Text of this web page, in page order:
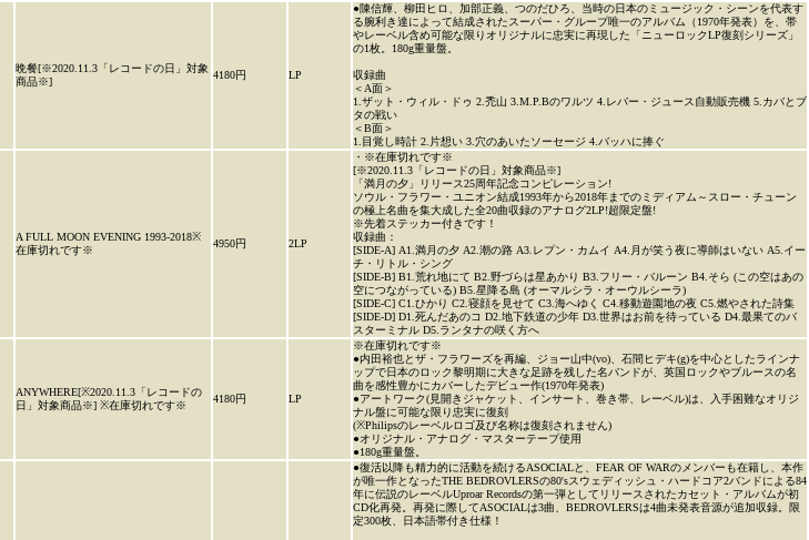
晩餐[※2020.11.3「レコードの日」対象
商品※]
4180円 LP
●陳信輝、柳田ヒロ、加部正義、つのだひろ、当時の日本のミュージック・シーンを代表す
る腕利き達によって結成されたスーパー・グループ唯一のアルバム（1970年発表）を、帯
やレーベル含め可能な限りオリジナルに忠実に再現した「ニューロックLP復刻シリーズ」
の1枚。180g重量盤。
収録曲
＜A面＞
1.ザット・ウィル・ドゥ 2.禿山 3.M.P.Bのワルツ 4.レバー・ジュース自動販売機 5.カバとブ
タの戦い
＜B面＞
1.目覚し時計 2.片想い 3.穴のあいたソーセージ 4.バッハに捧ぐ
A FULL MOON EVENING 1993-2018※
在庫切れです※
4950円 2LP
・※在庫切れです※
[※2020.11.3「レコードの日」対象商品※]
「満月の夕」リリース25周年記念コンピレーション!
ソウル・フラワー・ユニオン結成1993年から2018年までのミディアム～スロー・チューン
の極上名曲を集大成した全20曲収録のアナログ2LP!超限定盤!
※先着ステッカー付きです！
収録曲：
[SIDE-A] A1.満月の夕 A2.潮の路 A3.レプン・カムイ A4.月が笑う夜に導師はいない A5.イー
チ・リトル・シング
[SIDE-B] B1.荒れ地にて B2.野づらは星あかり B3.フリー・バルーン B4.そら (この空はあの
空につながっている) B5.星降る島 (オーマルシラ・オーウルシーラ)
[SIDE-C] C1.ひかり C2.寝顔を見せて C3.海へゆく C4.移動遊園地の夜 C5.燃やされた詩集
[SIDE-D] D1.死んだあのコ D2.地下鉄道の少年 D3.世界はお前を待っている D4.最果てのバ
スターミナル D5.ランタナの咲く方へ
ANYWHERE[※2020.11.3「レコードの
日」対象商品※] ※在庫切れです※
4180円 LP
※在庫切れです※
●内田裕也とザ・フラワーズを再編、ジョー山中(vo)、石間ヒデキ(g)を中心としたラインナ
ップで日本のロック黎明期に大きな足跡を残した名バンドが、英国ロックやブルースの名
曲を感性豊かにカバーしたデビュー作(1970年発表)
●アートワーク(見開きジャケット、インサート、巻き帯、レーベル)は、入手困難なオリジ
ナル盤に可能な限り忠実に復刻
(※Philipsのレーベルロゴ及び名称は復刻されません)
●オリジナル・アナログ・マスターテープ使用
●180g重量盤。
●復活以降も精力的に活動を続けるASOCIALと、FEAR OF WARのメンバーも在籍し、本作
が唯一作となったTHE BEDROVLERSの80'sスウェディッシュ・ハードコア2バンドによる84
年に伝説のレーベルUproar Recordsの第一弾としてリリースされたカセット・アルバムが初
CD化再発。再発に際してASOCIALは3曲、BEDROVLERSは4曲未発表音源が追加収録。限
定300枚、日本語帯付き仕様！